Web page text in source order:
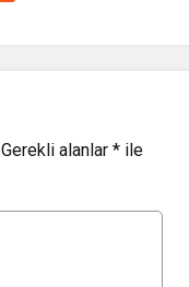
Gerekli alanlar * ile